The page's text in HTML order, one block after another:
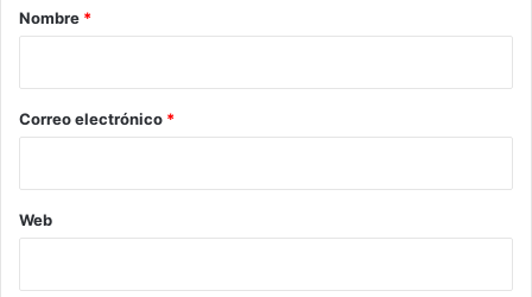
r
*
Nombre *
Correo electrónico *
Web